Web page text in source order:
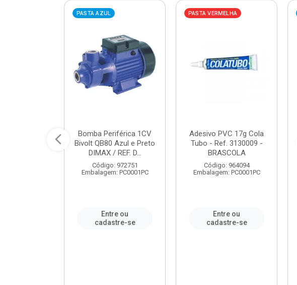
PASTA AZUL
Bomba Periférica 1CV
Bivolt QB80 Azul e Preto
DIMAX / REF. D...
Código: 972751
Embalagem: PC0001PC
Entre ou
cadastre-se
PASTA VERMELHA
Adesivo PVC 17g Cola
Tubo - Ref. 3130009 -
BRASCOLA
Código: 964094
Embalagem: PC0001PC
Entre ou
cadastre-se